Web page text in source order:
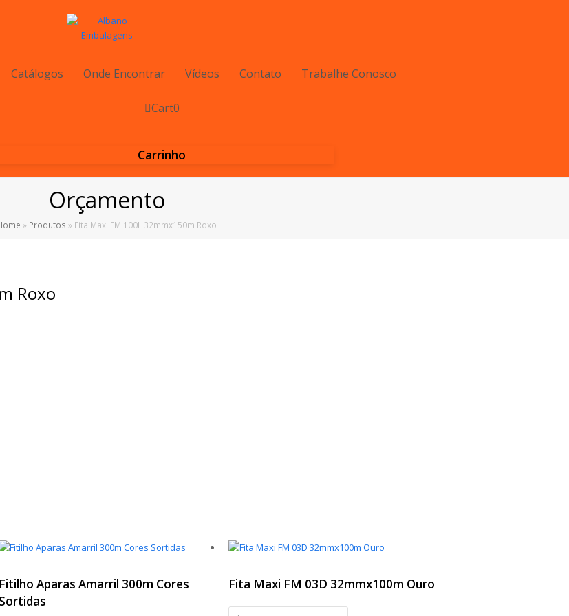
Catálogos Onde Encontrar Vídeos Contato Trabalhe Conosco
Cart0
Carrinho
Orçamento
» Produtos » Fita Maxi FM 100L 32mmx150m Roxo
Roxo
Fitilho Aparas Amarril 300m Cores
Sortidas
Fita Maxi FM 03D 32mmx100m Ouro
Fita